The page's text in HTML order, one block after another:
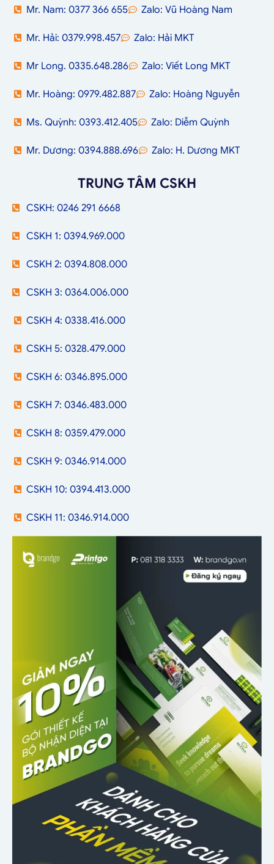
Mr. Nam: 0377 366 655 Zalo: Vũ Hoàng Nam
Mr. Hải: 0379.998.457 Zalo: Hải MKT
Mr Long. 0335.648.286 Zalo: Viết Long MKT
Mr. Hoàng: 0979.482.887 Zalo: Hoàng Nguyễn
Ms. Quỳnh: 0393.412.405 Zalo: Diễm Quỳnh
Mr. Dương: 0394.888.696 Zalo: H. Dương MKT
TRUNG TÂM CSKH
CSKH: 0246 291 6668
CSKH 1: 0394.969.000
CSKH 2: 0394.808.000
CSKH 3: 0364.006.000
CSKH 4: 0338.416.000
CSKH 5: 0328.479.000
CSKH 6: 0346.895.000
CSKH 7: 0346.483.000
CSKH 8: 0359.479.000
CSKH 9: 0346.914.000
CSKH 10: 0394.413.000
CSKH 11: 0346.914.000